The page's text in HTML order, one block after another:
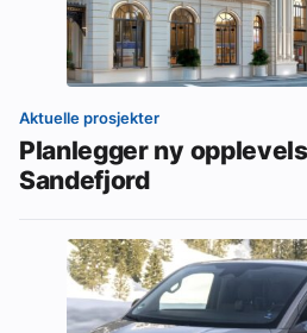
Aktuelle prosjekter
Planlegger ny
Sandefjord